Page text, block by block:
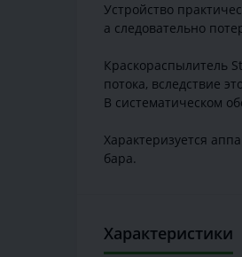
Устройство
а следовательно
Краскораспылитель
потока, вследствие
В систематическом
Характеризуется
бара.
Характеристики